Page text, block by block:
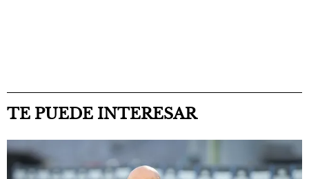
TE PUEDE INTERESAR